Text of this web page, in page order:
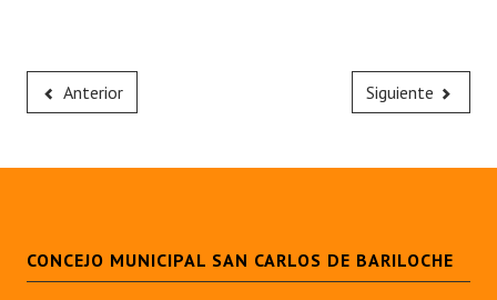
Anterior Siguiente
CONCEJO MUNICIPAL SAN CARLOS DE BARILOCHE